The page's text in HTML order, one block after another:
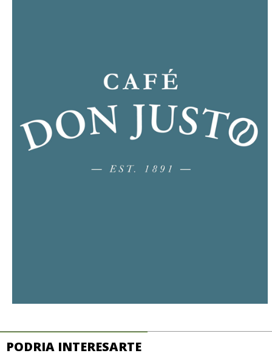
PODRIA INTERESARTE